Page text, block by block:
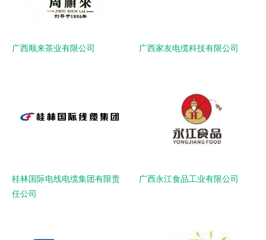
广西顺来茶业有限公司 广西家友电缆科技有限公司
桂林国际电线电缆集团有限责
任公司
广西永江食品工业有限公司